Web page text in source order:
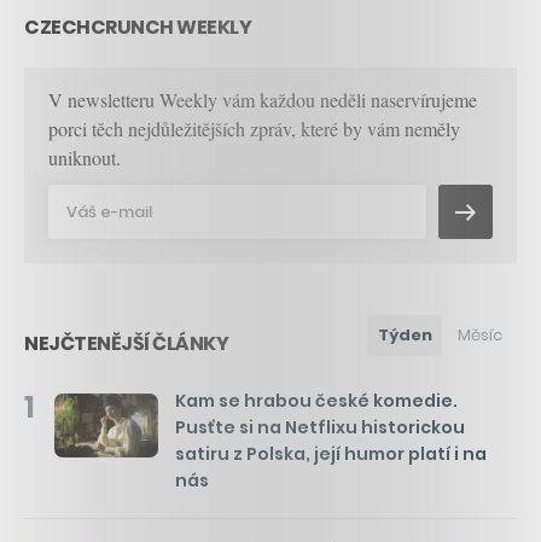
CZECHCRUNCH WEEKLY
V newsletteru Weekly vám každou neděli naservírujeme
porci těch nejdůležitějších zpráv, které by vám neměly
uniknout.
NEJČTENĚJŠÍ ČLÁNKY Týden Měsíc
1
Kam se hrabou české komedie.
Pusťte si na Netflixu historickou
satiru z Polska, její humor platí i na
nás